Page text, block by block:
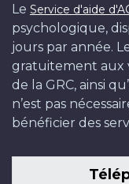
Le Service d'aide
psychologique,
jours par année.
gratuitement aux
de la GRC, ainsi
n’est pas
bénéficier des